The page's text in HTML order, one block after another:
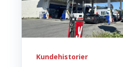
Kundehistorier